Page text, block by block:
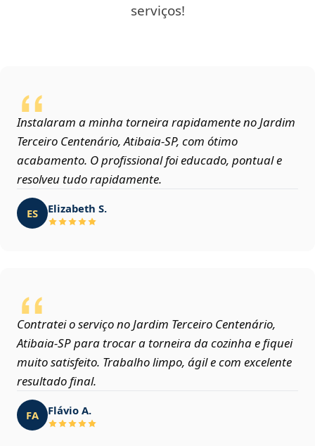
serviços!
Instalaram a minha torneira rapidamente no Jardim
Terceiro Centenário, Atibaia‑SP, com ótimo
acabamento. O profissional foi educado, pontual e
resolveu tudo rapidamente.
ES Elizabeth S.
Contratei o serviço no Jardim Terceiro Centenário,
Atibaia‑SP para trocar a torneira da cozinha e fiquei
muito satisfeito. Trabalho limpo, ágil e com excelente
resultado final.
FA Flávio A.